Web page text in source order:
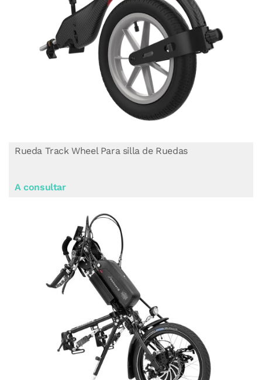
Rueda Track Wheel Para silla de Ruedas
A consultar